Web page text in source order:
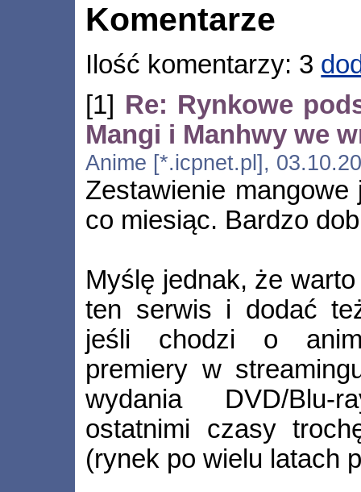
Komentarze
Ilość komentarzy: 3
[1] Re: Rynkowe
Mangi i Manhwy we
Anime [*.icpnet.pl],
Zestawienie
co miesiąc. Bardzo
Myślę jednak, że
ten serwis i dodać
jeśli chodzi o
premiery w
wydania DVD/Blu-
ostatnimi czasy
(rynek po wielu latach